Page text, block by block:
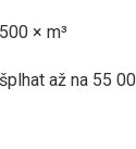
× m³
až na 55